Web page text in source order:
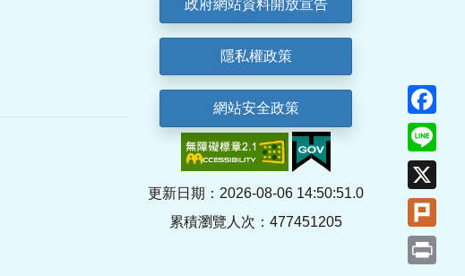
政府網站資料開放宣告
隱私權政策
網站安全政策
更新日期：2026-08-06 14:50:51.0
累積瀏覽人次：477451205